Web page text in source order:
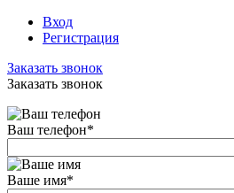
Вход
Регистрация
Заказать звонок
Заказать звонок
Ваш телефон*
Ваше имя*